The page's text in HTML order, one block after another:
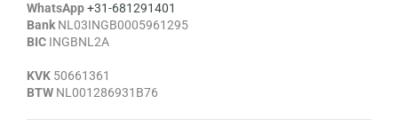
WhatsApp+31-681291401
BankNL03INGB0005961295
BIC INGBNL2A
KVK 50661361
BTW NL001286931B76